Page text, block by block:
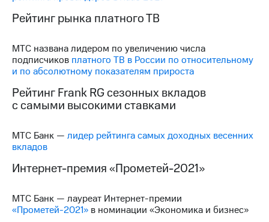
Собрания
кабинет
акционера
Акционерный
капитал
Контроль
и
Рынок
Описание
Порядок
выкупа
Рейтинг рынка платного ТВ
МТС названа лидером по увеличению числа
подписчиков платного ТВ в России по относительному
и по абсолютному показателям прироста
Рейтинг Frank RG сезонных вкладов
с самыми высокими ставками
МТС Банк — лидер рейтинга самых доходных весенних
вкладов
Интернет-премия «Прометей-2021»
МТС Банк — лауреат Интернет-премии
«Прометей-2021» в номинации «Экономика и бизнес»